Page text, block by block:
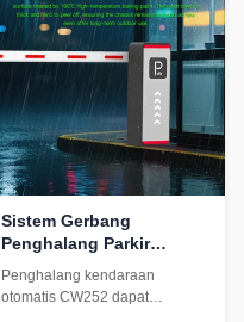
Sistem Gerbang
Penghalang Parkir
Pengenalan Plat Nomor
CW252
Penghalang kendaraan
otomatis CW252 dapat